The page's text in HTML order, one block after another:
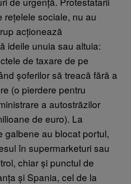
rețelele sociale, nu au
acționează
ideile unuia sau altuia:
de taxare de pe
șoferilor să treacă fără a
(o pierdere pentru
a autostrăzilor
de euro). La
galbene au blocat portul,
în supermarketuri sau
chiar și punctul de
și Spania, cel de la